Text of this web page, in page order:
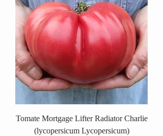
Tomate Mortgage Lifter Radiator Charlie
(lycopersicum Lycopersicum)